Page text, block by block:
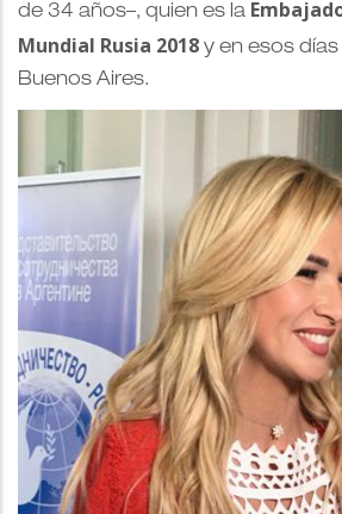
de 34 años–, quien es la
Mundial Rusia 2018 y en esos
Buenos Aires.